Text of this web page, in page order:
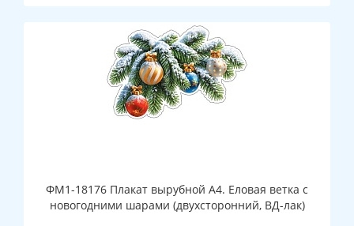
ФМ1-18176 Плакат вырубной А4. Еловая ветка с
новогодними шарами (двухсторонний, ВД-лак)